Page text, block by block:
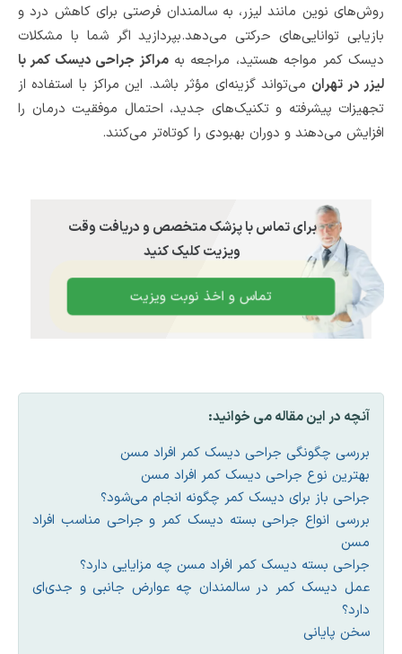
روش‌های نوین مانند لیزر، به سالمندان فرصتی برای کاهش درد و
بازیابی توانایی‌های حرکتی می‌دهد.بپردازید اگر شما با مشکلات
دیسک کمر مواجه هستید، مراجعه بهمراکز جراحی دیسک کمر با
لیزر در تهران می‌تواند گزینه‌ای مؤثر باشد. این مراکز با استفاده از
تجهیزات پیشرفته و تکنیک‌های جدید، احتمال موفقیت درمان را
افزایش می‌دهند و دوران بهبودی را کوتاه‌تر می‌کنند.
برای تماس با پزشک متخصص و دریافت وقت
ویزیت کلیک کنید
تماس و اخذ نوبت ویزیت
آنچه در این مقاله می خوانید:
بررسی چگونگی جراحی دیسک کمر افراد مسن
بهترین نوع جراحی دیسک کمر افراد مسن
جراحی باز برای دیسک کمر چگونه انجام می‌شود؟
بررسی انواع جراحی بسته دیسک کمر و جراحی مناسب افراد
مسن
جراحی بسته دیسک کمر افراد مسن چه مزایایی دارد؟
عمل دیسک کمر در سالمندان چه عوارض جانبی و جدی‌ای
دارد؟
سخن پایانی